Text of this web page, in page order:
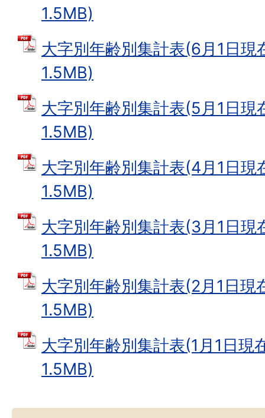
1.5MB)
大字別年齢別集計表(6月1日
1.5MB)
大字別年齢別集計表(5月1日
1.5MB)
大字別年齢別集計表(4月1日
1.5MB)
大字別年齢別集計表(3月1日
1.5MB)
大字別年齢別集計表(2月1日現
1.5MB)
大字別年齢別集計表(1月1日現
1.5MB)